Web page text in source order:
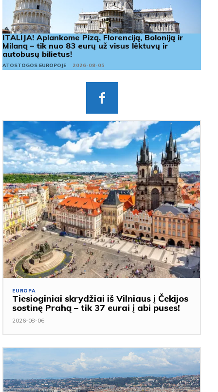
ITALIJA! Aplankome Pizą, Florenciją, Boloniją ir
Milaną – tik nuo 83 eurų už visus lėktuvų ir
autobusų bilietus!
ATOSTOGOS EUROPOJE 2026-08-05
EUROPA
Tiesioginiai skrydžiai iš Vilniaus į Čekijos
sostinę Prahą – tik 37 eurai į abi puses!
2026-08-06